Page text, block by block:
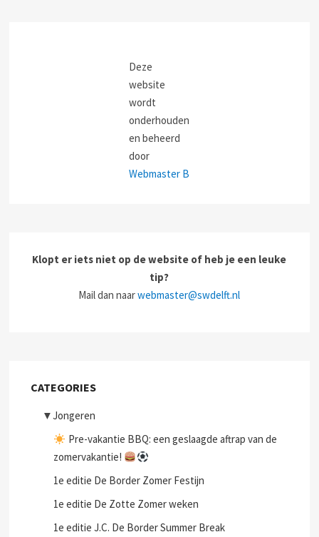
Deze
website
wordt
onderhouden
en beheerd
door
Webmaster B
Klopt er iets niet op de website of heb je een leuke
tip?
Mail dan naarwebmaster@swdelft.nl
CATEGORIES
▼Jongeren
Pre-vakantie BBQ: een geslaagde aftrap van de
zomervakantie!
1e editie De Border Zomer Festijn
1e editie De Zotte Zomer weken
1e editie J.C. De Border Summer Break